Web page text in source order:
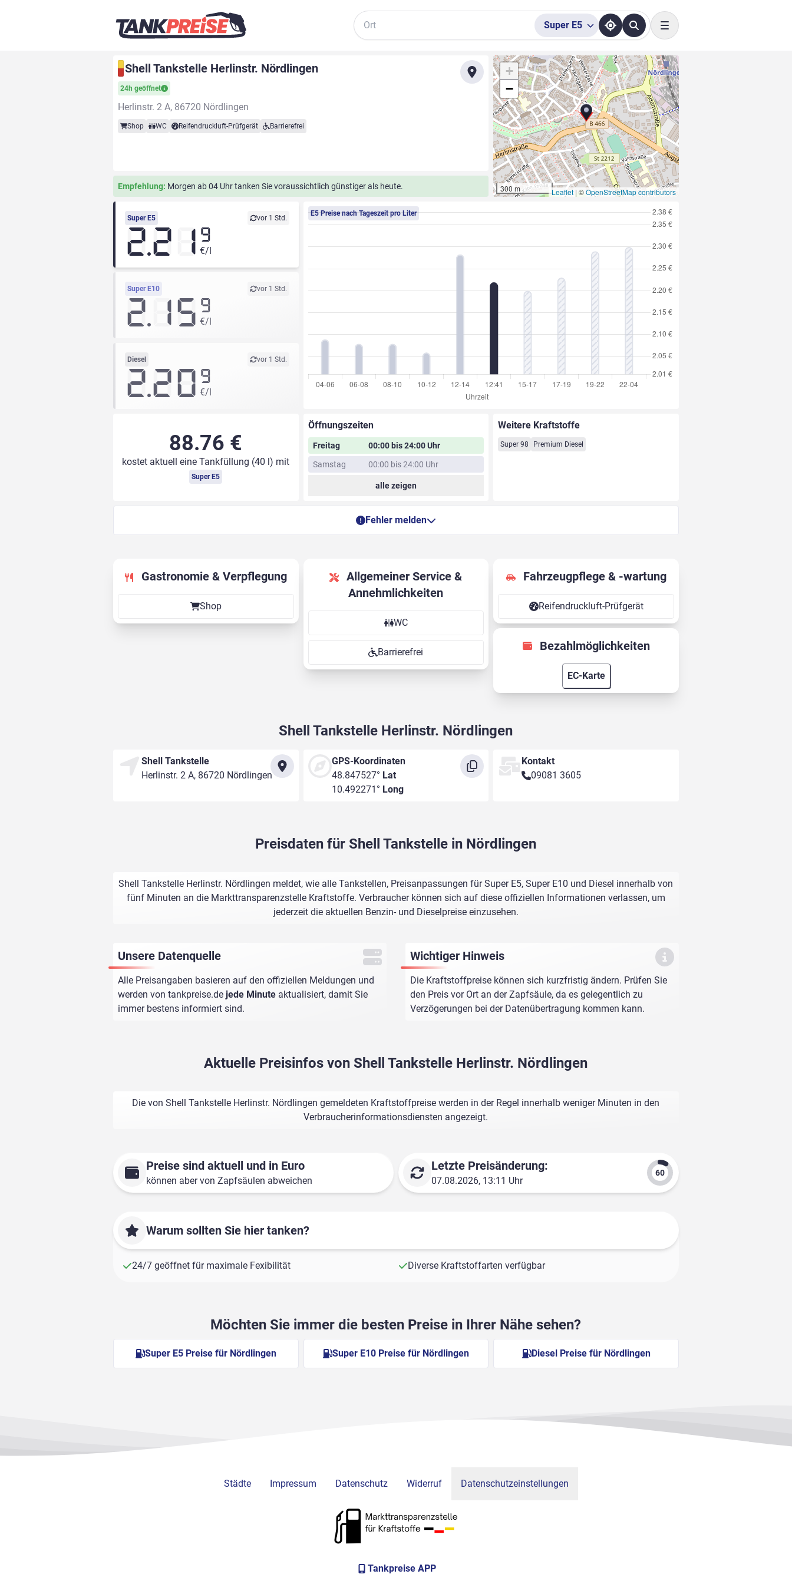
Suche
Super E5
Toggle navigation
Shell Tankstelle Herlinstr. Nördlingen
24h geöffnet
Herlinstr. 2 A, 86720 Nördlingen
Shop WC Reifendruckluft-Prüfgerät Barrierefrei
Empfehlung: Morgen ab 04 Uhr tanken Sie voraussichtlich günstiger als heute.
+
−
300 m Leaflet | ©OpenStreetMap contributors
Super E5 vor 1 Std.
2.21 9
€/l
Super E10 vor 1 Std.
2.15 9
€/l
Diesel vor 1 Std.
2.20 9
€/l
E5 Preise nach Tageszeit pro Liter
88.76 €
kostet aktuell eine Tankfüllung (40 l) mit
Super E5
Öffnungszeiten
Freitag
00:00 bis 24:00 Uhr
Samstag
00:00 bis 24:00 Uhr
alle zeigen
Weitere Kraftstoffe
Super 98 Premium Diesel
Fehler melden
Gastronomie & Verpflegung
Shop
Allgemeiner Service &
Annehmlichkeiten
WC
Barrierefrei
Fahrzeugpflege & -wartung
Reifendruckluft-Prüfgerät
Bezahlmöglichkeiten
EC-Karte
Shell Tankstelle Herlinstr. Nördlingen
Shell Tankstelle
Herlinstr. 2 A, 86720 Nördlingen
GPS-Koordinaten
48.847527° Lat
10.492271° Long
Kontakt
09081 3605
Preisdaten für Shell Tankstelle in Nördlingen
Shell Tankstelle Herlinstr. Nördlingen meldet, wie alle Tankstellen, Preisanpassungen für Super E5, Super E10 und Diesel innerhalb von
fünf Minuten an die Markttransparenzstelle Kraftstoffe. Verbraucher können sich auf diese offiziellen Informationen verlassen, um
jederzeit die aktuellen Benzin- und Dieselpreise einzusehen.
Unsere Datenquelle
Alle Preisangaben basieren auf den offiziellen Meldungen und
werden von tankpreise.de jede Minute aktualisiert, damit Sie
immer bestens informiert sind.
Wichtiger Hinweis
Die Kraftstoffpreise können sich kurzfristig ändern. Prüfen Sie
den Preis vor Ort an der Zapfsäule, da es gelegentlich zu
Verzögerungen bei der Datenübertragung kommen kann.
Aktuelle Preisinfos von Shell Tankstelle Herlinstr. Nördlingen
Die von Shell Tankstelle Herlinstr. Nördlingen gemeldeten Kraftstoffpreise werden in der Regel innerhalb weniger Minuten in den
Verbraucherinformationsdiensten angezeigt.
Preise sind aktuell und in Euro
können aber von Zapfsäulen abweichen
Letzte Preisänderung:
07.08.2026, 13:11 Uhr
Warum sollten Sie hier tanken?
24/7 geöffnet für maximale Fexibilität Diverse Kraftstoffarten verfügbar
Möchten Sie immer die besten Preise in Ihrer Nähe sehen?
Super E5 Preise für Nördlingen Super E10 Preise für Nördlingen Diesel Preise für Nördlingen
Städte Impressum Datenschutz Widerruf Datenschutzeinstellungen
Tankpreise APP